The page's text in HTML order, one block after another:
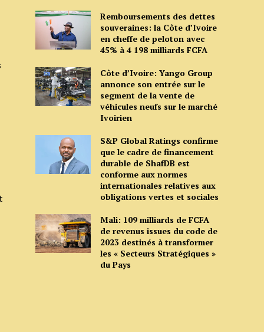
Remboursements des dettes
souveraines: la Côte d’Ivoire
en cheffe de peloton avec
45% à 4 198 milliards FCFA
Côte d’Ivoire: Yango Group
annonce son entrée sur le
segment de la vente de
véhicules neufs sur le marché
Ivoirien
S&P Global Ratings confirme
que le cadre de financement
durable de ShafDB est
conforme aux normes
internationales relatives aux
obligations vertes et sociales
Mali: 109 milliards de FCFA
de revenus issues du code de
2023 destinés à transformer
les « Secteurs Stratégiques »
du Pays